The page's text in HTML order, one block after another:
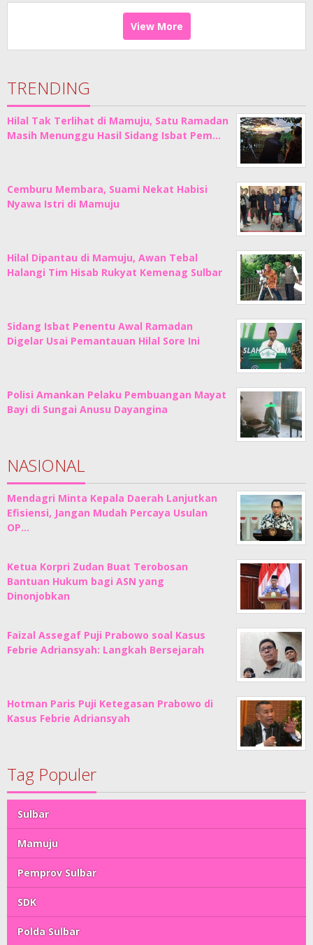
View More
TRENDING
Hilal Tak Terlihat di Mamuju, Satu Ramadan
Masih Menunggu Hasil Sidang Isbat Pem…
Cemburu Membara, Suami Nekat Habisi
Nyawa Istri di Mamuju
Hilal Dipantau di Mamuju, Awan Tebal
Halangi Tim Hisab Rukyat Kemenag Sulbar
Sidang Isbat Penentu Awal Ramadan
Digelar Usai Pemantauan Hilal Sore Ini
Polisi Amankan Pelaku Pembuangan Mayat
Bayi di Sungai Anusu Dayangina
NASIONAL
Mendagri Minta Kepala Daerah Lanjutkan
Efisiensi, Jangan Mudah Percaya Usulan
OP…
Ketua Korpri Zudan Buat Terobosan
Bantuan Hukum bagi ASN yang
Dinonjobkan
Faizal Assegaf Puji Prabowo soal Kasus
Febrie Adriansyah: Langkah Bersejarah
Hotman Paris Puji Ketegasan Prabowo di
Kasus Febrie Adriansyah
Tag Populer
Sulbar
Mamuju
Pemprov Sulbar
SDK
Polda Sulbar